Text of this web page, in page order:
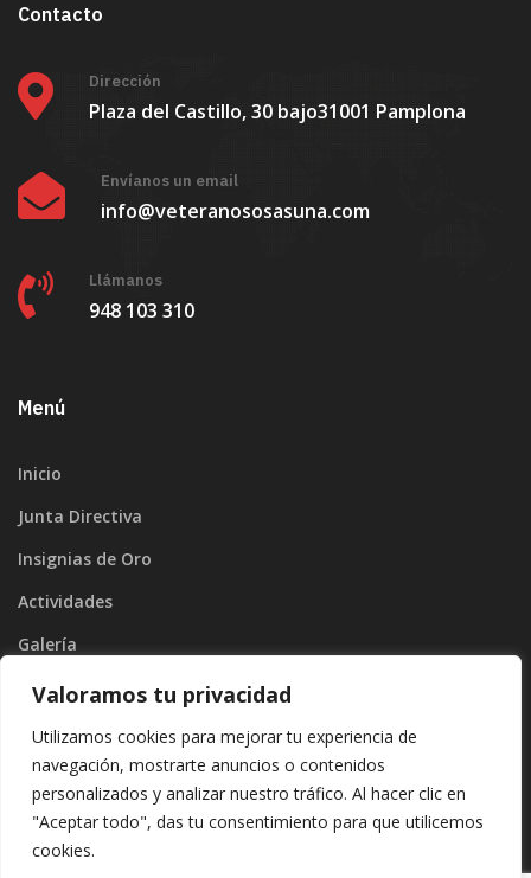
Valoramos tu privacidad
Utilizamos cookies para mejorar tu experiencia de
navegación, mostrarte anuncios o contenidos
personalizados y analizar nuestro tráfico. Al hacer clic en
"Aceptar todo", das tu consentimiento para que utilicemos
cookies.
Contacto
Dirección
Plaza del Castillo, 30 bajo31001 Pamplona
Envíanos un email
info@veteranososasuna.com
Llámanos
948 103 310
Menú
Inicio
Junta Directiva
Insignias de Oro
Actividades
Galería
Blog
Contacto
Copyright ©2026